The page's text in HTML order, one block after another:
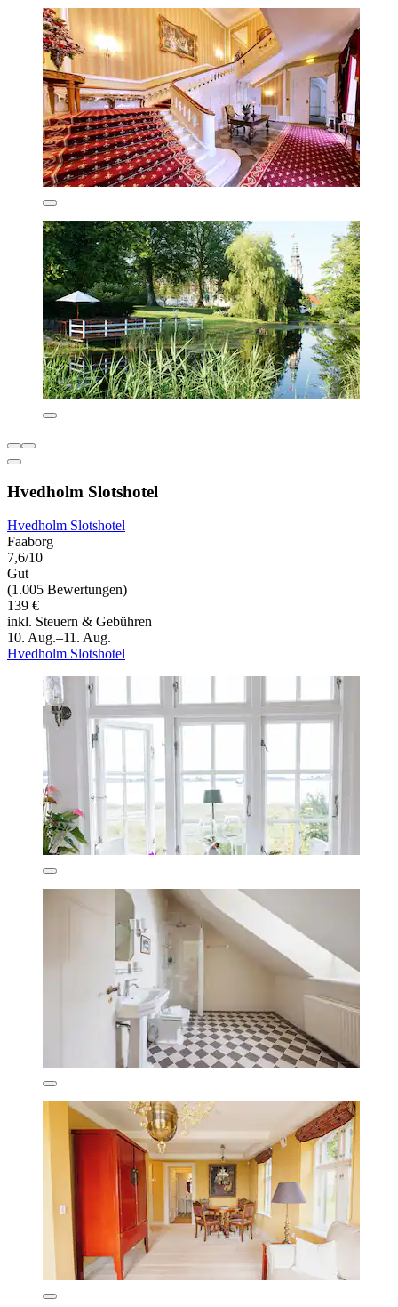
Hvedholm Slotshotel
Hvedholm Slotshotel
Faaborg
7,6/10
Gut
(1.005 Bewertungen)
139 €
inkl. Steuern & Gebühren
10. Aug.–11. Aug.
Hvedholm Slotshotel